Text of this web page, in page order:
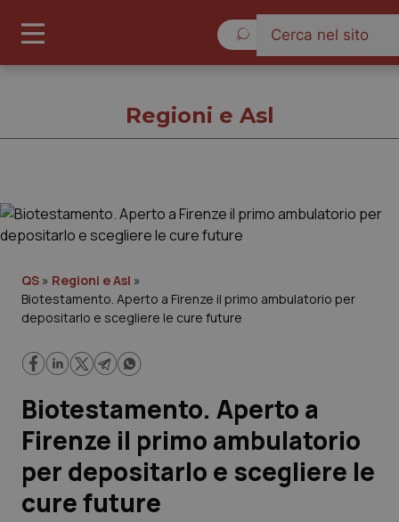
Governo e Parlamento
Regioni e Asl
Lavoro e Professioni
Scienza e Farmaci
Studi e Analisi
Regioni e Asl
QS » Regioni e Asl »
Biotestamento. Aperto a Firenze il primo ambulatorio per
depositarlo e scegliere le cure future
Biotestamento. Aperto a
Firenze il primo ambulatorio
per depositarlo e scegliere le
cure future